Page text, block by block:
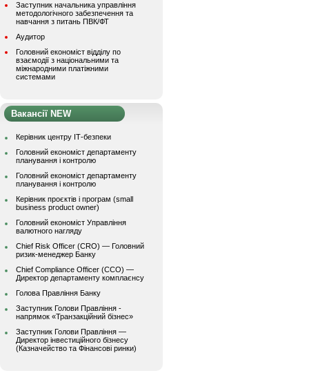
Заступник начальника управління
методологічного забезпечення та
навчання з питань ПВК/ФТ
Аудитор
Головний економіст відділу по
взаємодії з національними та
міжнародними платіжними
системами
Вакансії NEW
Керівник центру ІТ-безпеки
Головний економіст департаменту
планування і контролю
Головний економіст департаменту
планування і контролю
Керівник проєктів і програм (small
business product owner)
Головний економіст Управління
валютного нагляду
Chief Risk Officer (CRO) — Головний
ризик-менеджер Банку
Chief Compliance Officer (CCO) —
Директор департаменту комплаєнсу
Голова Правління Банку
Заступник Голови Правління -
напрямок «Транзакційний бізнес»
Заступник Голови Правління —
Директор інвестиційного бізнесу
(Казначейство та Фінансові ринки)